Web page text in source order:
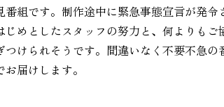
組です。制作途中に緊急事態宣言が発令
めとしたスタッフの努力と、何よりもご
けられそうです。間違いなく不要不急の
届けします。